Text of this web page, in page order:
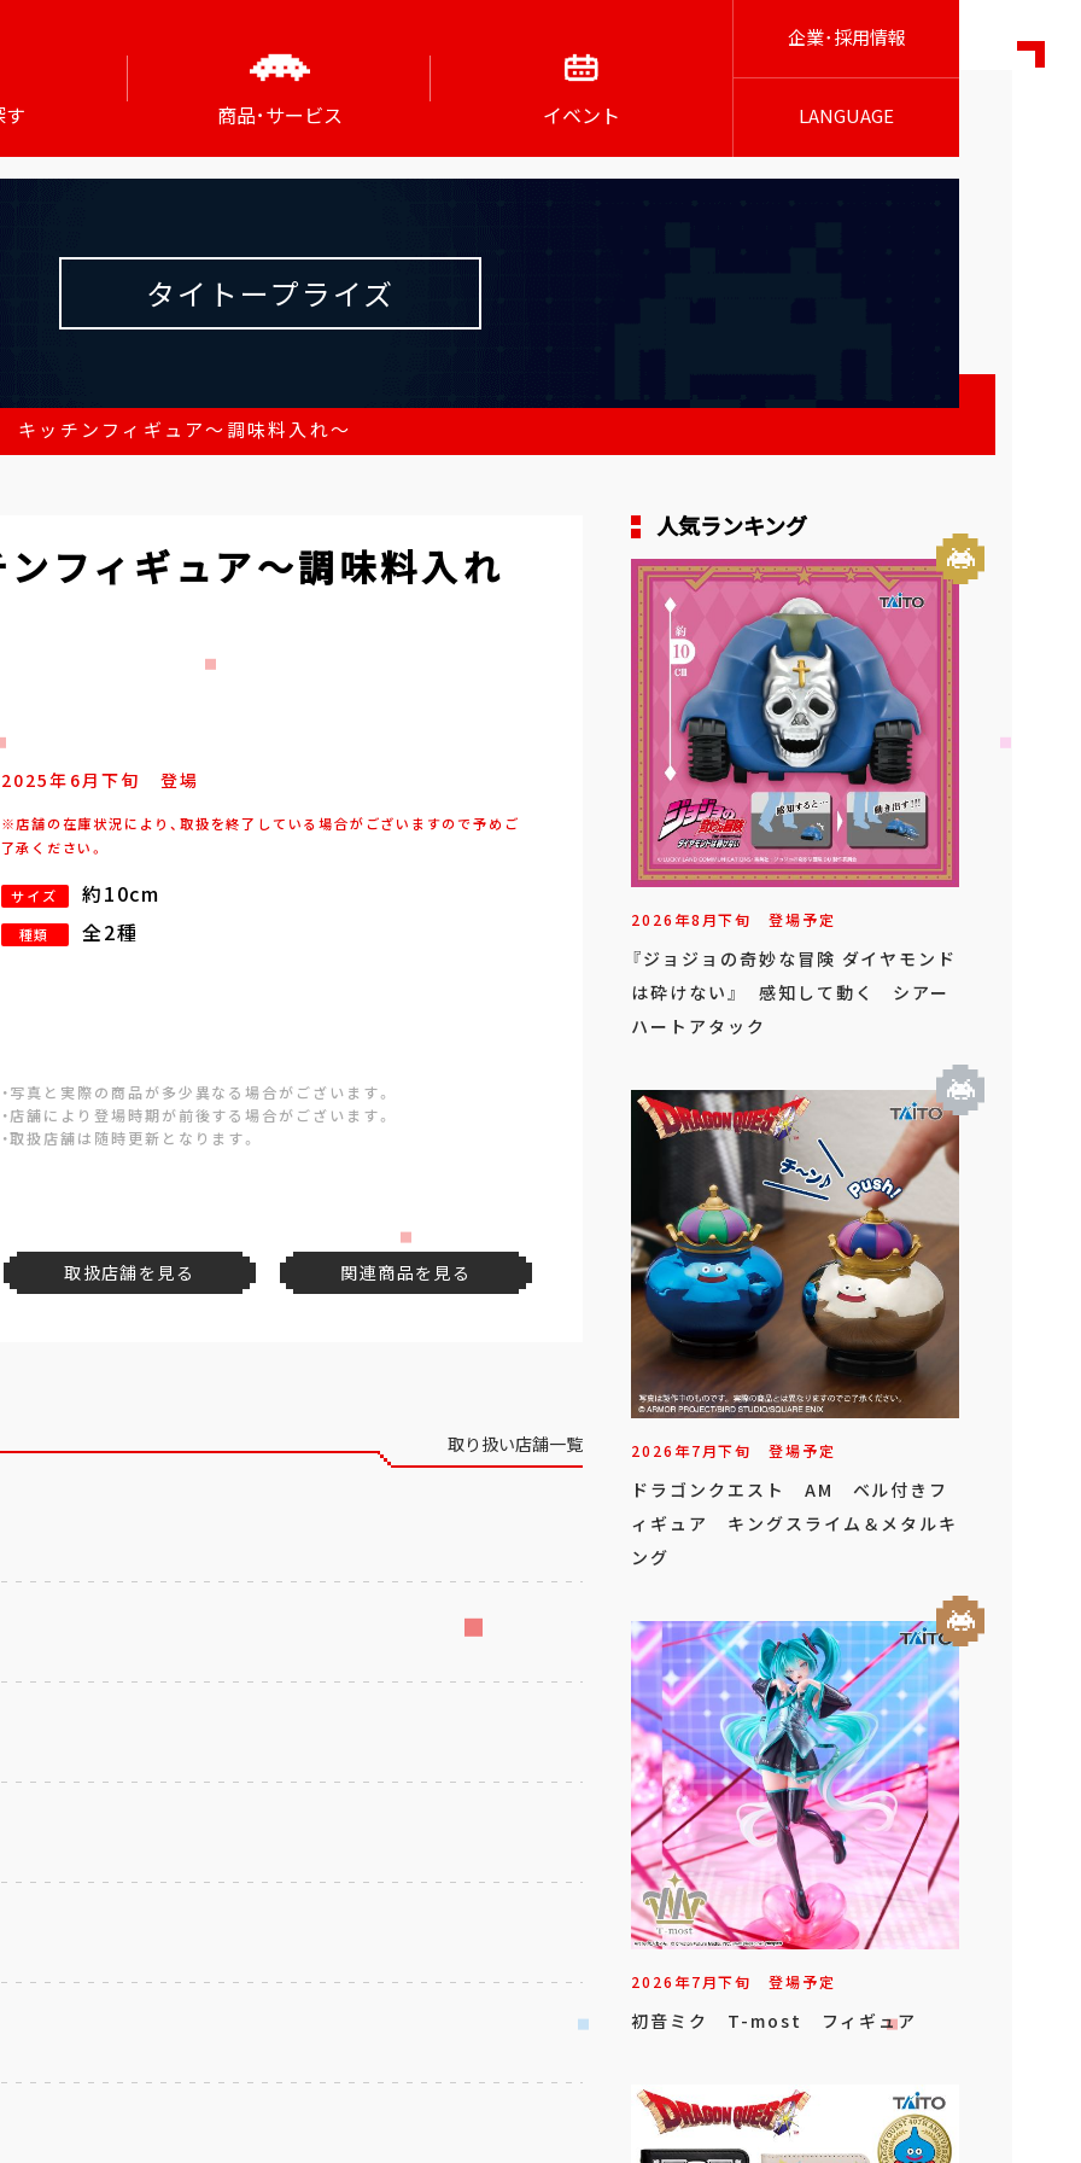
す 商品･サービス イベント
企業･採用情報
LANGUAGE
タイトープライズ
ッチンフィギュア～調味料入れ～
ィギュア～調味料入れ
2025年 6月下旬 登場
※店舗の在庫状況により、取扱を終了している場合がございますので予めご
了承ください。
サイズ 約10cm
種類 全2種
・写真と実際の商品が多少異なる場合がございます。
・店舗により登場時期が前後する場合がございます。
・取扱店舗は随時更新となります。
取扱店舗を見る 関連商品を見る
取り扱い店舗一覧
人気ランキング
2026年8月下旬 登場予定
『ジョジョの奇妙な冒険 ダイヤモンド
は砕けない』 感知して動く シアー
ハートアタック
2026年7月下旬 登場予定
ドラゴンクエスト AM ベル付きフ
ィギュア キングスライム＆メタルキ
ング
2026年7月下旬 登場予定
初音ミク T-most フィギュア